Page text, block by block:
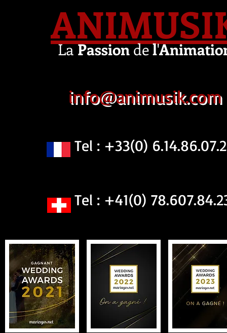
LaPassiondel'
info@animusik.com
Tel : +33(0)
Tel : +41(0)